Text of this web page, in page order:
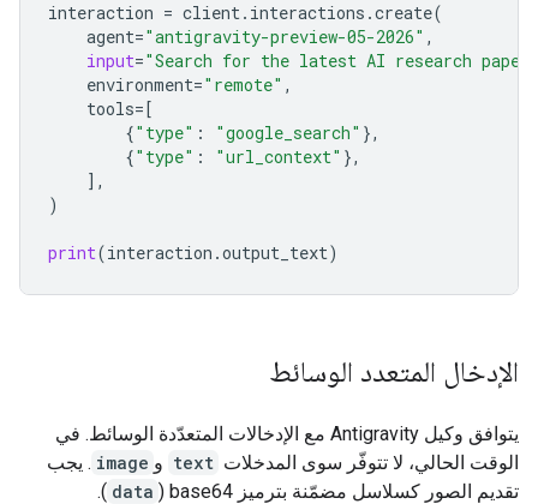
interaction = client. interactions .create(
agent="antigravity-preview-05-2026" ,
input="Search for the latest AI research
environment="remote" ,
tools=[
{"type" : "google_search" },
{"type" : "url_context" },
],
)
print(interaction .output_text)
الإدخال المتعدد الوسائط
يتوافق وكيل Antigravity مع الإدخالات المتعدّدة الوسائط. في
الوقت الحالي، لا تتوفّر سوى المدخلات text و image . يجب
تقديم الصور كسلاسل مضمّنة بترميز base64 (
data
).